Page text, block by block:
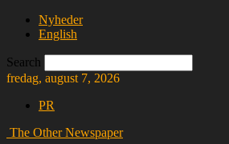
Nyheder
English
Search
fredag, august 7, 2026
PR
The Other Newspaper